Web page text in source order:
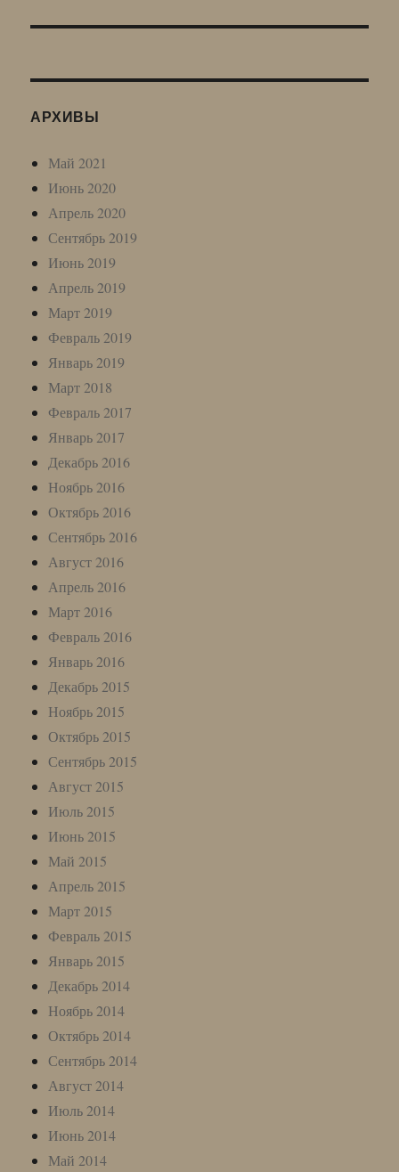
АРХИВЫ
Май 2021
Июнь 2020
Апрель 2020
Сентябрь 2019
Июнь 2019
Апрель 2019
Март 2019
Февраль 2019
Январь 2019
Март 2018
Февраль 2017
Январь 2017
Декабрь 2016
Ноябрь 2016
Октябрь 2016
Сентябрь 2016
Август 2016
Апрель 2016
Март 2016
Февраль 2016
Январь 2016
Декабрь 2015
Ноябрь 2015
Октябрь 2015
Сентябрь 2015
Август 2015
Июль 2015
Июнь 2015
Май 2015
Апрель 2015
Март 2015
Февраль 2015
Январь 2015
Декабрь 2014
Ноябрь 2014
Октябрь 2014
Сентябрь 2014
Август 2014
Июль 2014
Июнь 2014
Май 2014